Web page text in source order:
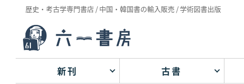
歴史・考古学専門書店 / 中国・韓国書の輸入販売 / 学術図書出版
新刊 古書